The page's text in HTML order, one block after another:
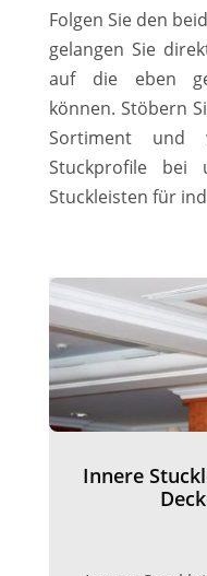
Folgen Sie den
gelangen Sie
auf die eben
können. Stöbern
Sortiment und
Stuckprofile bei
Stuckleisten für
Innere